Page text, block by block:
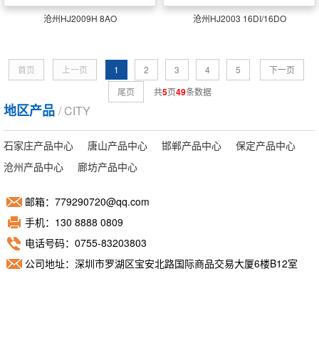
沧州HJ2009H 8AO 沧州HJ2003 16DI/16DO
首页 上一页 1 2 3 4 5
下一页
尾页
共5页49条数据
地区产品 / CITY
石家庄产品中心 唐山产品中心 邯郸产品中心
保定产品中心
沧州产品中心
廊坊产品中心
邮箱：779290720@qq.com
手机：130 8888 0809
电话号码：0755-83203803
公司地址：深圳市罗湖区宝安北路国际商品交易大厦6楼B12室